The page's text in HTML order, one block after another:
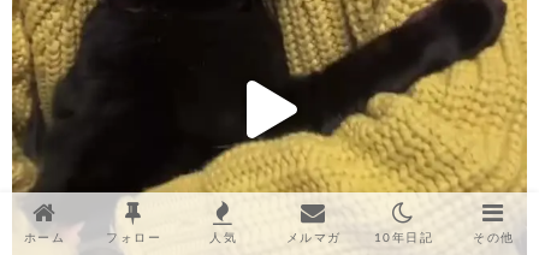
ホーム フォロー 人気 メルマガ 10年日記 その他